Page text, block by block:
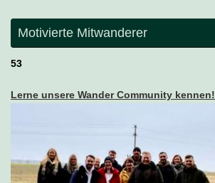
Motivierte Mitwanderer
53
Lerne unsere Wander Community kennen!